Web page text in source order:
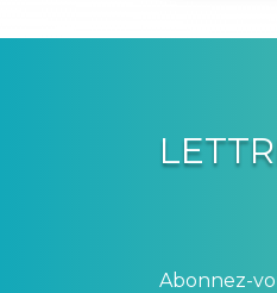
Abonnez-